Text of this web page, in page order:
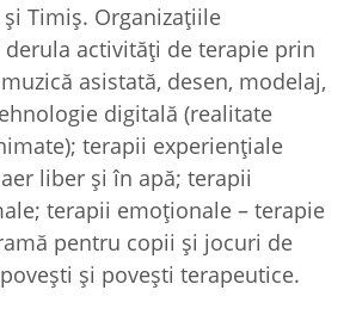
și Timiș. Organizațiile
derula activități de terapie prin
asistată, desen, modelaj,
digitală (realitate
terapii experiențiale
liber și în apă; terapii
terapii emoționale – terapie
pentru copii și jocuri de
și povești terapeutice.